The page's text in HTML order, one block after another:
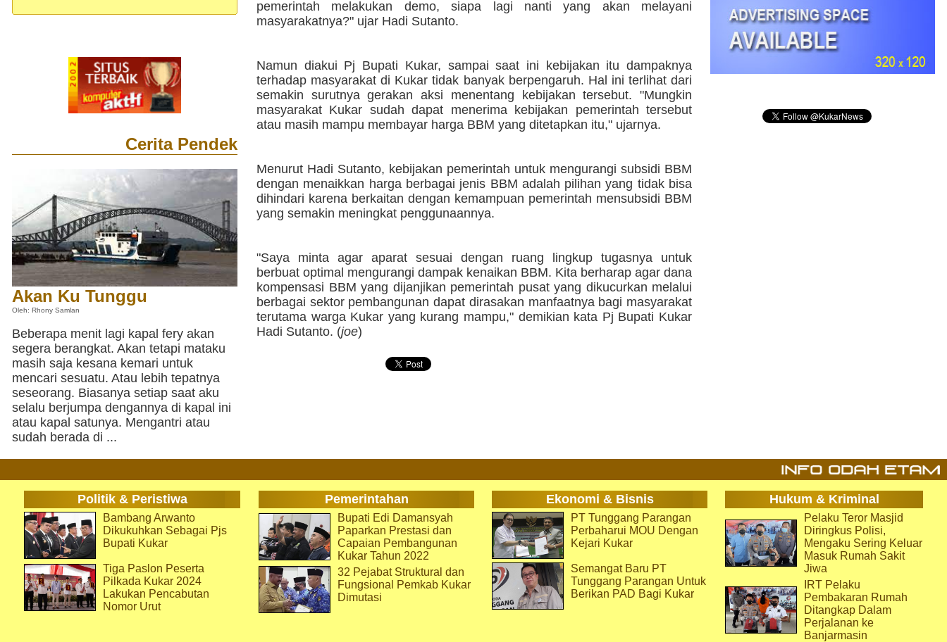
Cerita Pendek
Akan Ku Tunggu
Oleh: Rhony Samlan
Beberapa menit lagi kapal fery akan
segera berangkat. Akan tetapi mataku
masih saja kesana kemari untuk
mencari sesuatu. Atau lebih tepatnya
seseorang. Biasanya setiap saat aku
selalu berjumpa dengannya di kapal ini
atau kapal satunya. Mengantri atau
sudah berada di ...
pemerintah melakukan demo, siapa lagi nanti yang akan melayani
masyarakatnya?" ujar Hadi Sutanto.
Namun diakui Pj Bupati Kukar, sampai saat ini kebijakan itu dampaknya
terhadap masyarakat di Kukar tidak banyak berpengaruh. Hal ini terlihat dari
semakin surutnya gerakan aksi menentang kebijakan tersebut. "Mungkin
masyarakat Kukar sudah dapat menerima kebijakan pemerintah tersebut
atau masih mampu membayar harga BBM yang ditetapkan itu," ujarnya.
Menurut Hadi Sutanto, kebijakan pemerintah untuk mengurangi subsidi BBM
dengan menaikkan harga berbagai jenis BBM adalah pilihan yang tidak bisa
dihindari karena berkaitan dengan kemampuan pemerintah mensubsidi BBM
yang semakin meningkat penggunaannya.
"Saya minta agar aparat sesuai dengan ruang lingkup tugasnya untuk
berbuat optimal mengurangi dampak kenaikan BBM. Kita berharap agar dana
kompensasi BBM yang dijanjikan pemerintah pusat yang dikucurkan melalui
berbagai sektor pembangunan dapat dirasakan manfaatnya bagi masyarakat
terutama warga Kukar yang kurang mampu," demikian kata Pj Bupati Kukar
Hadi Sutanto. (joe)
Politik & Peristiwa Pemerintahan Ekonomi & Bisnis Hukum & Kriminal
Bambang Arwanto
Dikukuhkan Sebagai Pjs
Bupati Kukar
Tiga Paslon Peserta
Pilkada Kukar 2024
Lakukan Pencabutan
Nomor Urut
Bupati Edi Damansyah
Paparkan Prestasi dan
Capaian Pembangunan
Kukar Tahun 2022
32 Pejabat Struktural dan
Fungsional Pemkab Kukar
Dimutasi
PT Tunggang Parangan
Perbaharui MOU Dengan
Kejari Kukar
Semangat Baru PT
Tunggang Parangan Untuk
Berikan PAD Bagi Kukar
Pelaku Teror Masjid
Diringkus Polisi,
Mengaku Sering Keluar
Masuk Rumah Sakit
Jiwa
IRT Pelaku
Pembakaran Rumah
Ditangkap Dalam
Perjalanan ke
Banjarmasin